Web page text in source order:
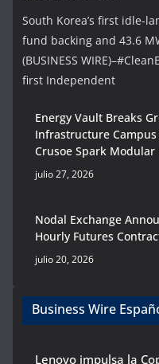
South Korea’s first idle-
fund backing and 43.6
(BUSINESS
first Independent
Energy Vault Breaks
Infrastructure
Crusoe Spark Modular
julio 27, 2026
Nodal Exchange
Hourly Futures
julio 20, 2026
Business Wire
Lenovo impulsa la